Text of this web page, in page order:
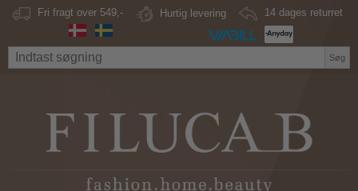
Fri fragt over 549,- Hurtig levering 14 dages returret
Søg